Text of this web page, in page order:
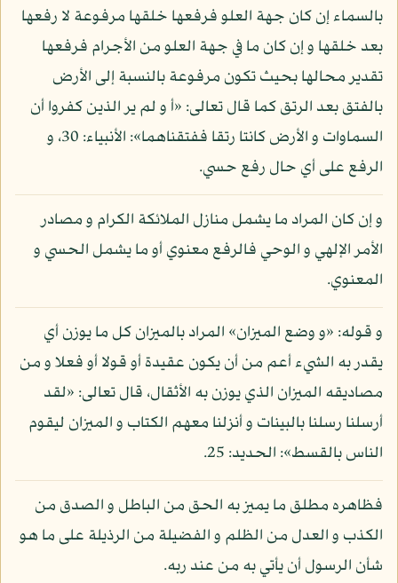
بالسماء إن كان جهة العلو فرفعها خلقها مرفوعة لا رفعها
بعد خلقها و إن كان ما في جهة العلو من الأجرام فرفعها
تقدير محالها بحيث تكون مرفوعة بالنسبة إلى الأرض
بالفتق بعد الرتق كما قال تعالى: «أ و لم ير الذين كفروا أن
السماوات و الأرض كانتا رتقا ففتقناهما»: الأنبياء: 30، و
الرفع على أي حال رفع حسي.
و إن كان المراد ما يشمل منازل الملائكة الكرام و مصادر
الأمر الإلهي و الوحي فالرفع معنوي أو ما يشمل الحسي و
المعنوي.
و قوله: «و وضع الميزان» المراد بالميزان كل ما يوزن أي
يقدر به الشيء أعم من أن يكون عقيدة أو قولا أو فعلا و من
مصاديقه الميزان الذي يوزن به الأثقال، قال تعالى: «لقد
أرسلنا رسلنا بالبينات و أنزلنا معهم الكتاب و الميزان ليقوم
الناس بالقسط»: الحديد: 25.
فظاهره مطلق ما يميز به الحق من الباطل و الصدق من
الكذب و العدل من الظلم و الفضيلة من الرذيلة على ما هو
شأن الرسول أن يأتي به من عند ربه.